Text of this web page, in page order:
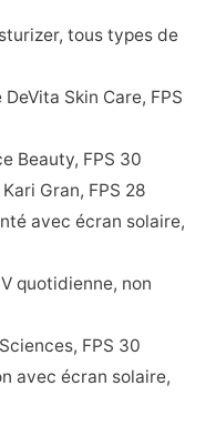
tous types de
Skin Care, FPS
Beauty, FPS 30
Gran, FPS 28
avec écran solaire,
quotidienne, non
FPS 30
avec écran solaire,